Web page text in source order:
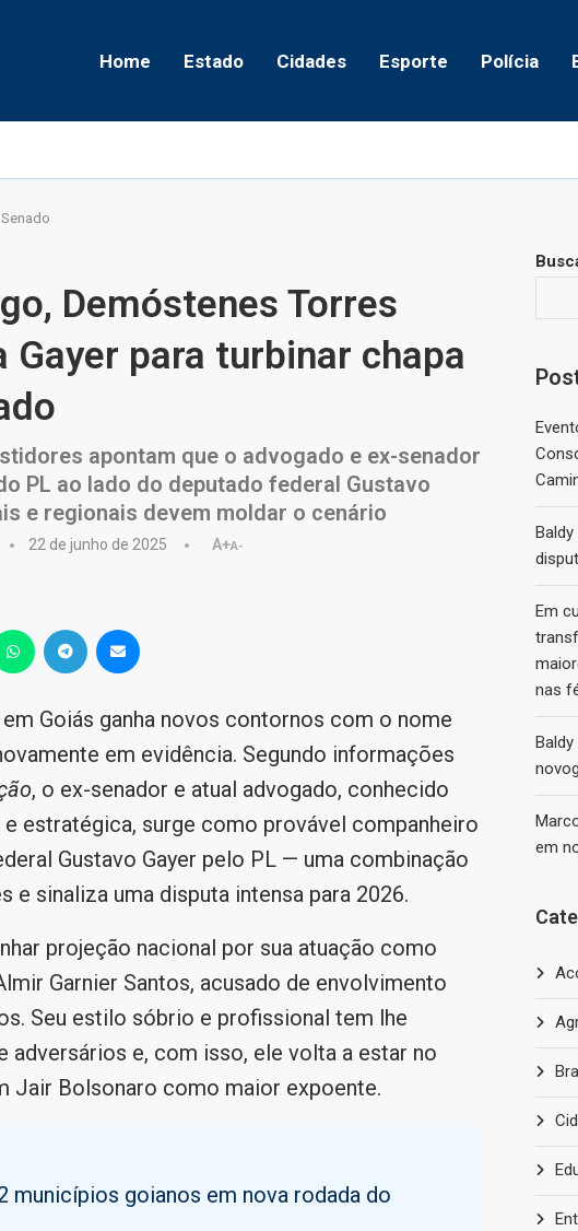
Home Estado Cidades Esporte Polícia
e Aponta Caminhos...
Demóstenes Torres
Gayer para turbinar chapa
apontam que o advogado e ex-senador
PL ao lado do deputado federal Gustavo
e regionais devem moldar o cenário
22 de junho de 2025 A+A-
Goiás ganha novos contornos com o nome
em evidência. Segundo informações
, o ex-senador e atual advogado, conhecido
estratégica, surge como provável companheiro
Gustavo Gayer pelo PL — uma combinação
e sinaliza uma disputa intensa para 2026.
projeção nacional por sua atuação como
Garnier Santos, acusado de envolvimento
Seu estilo sóbrio e profissional tem lhe
adversários e, com isso, ele volta a estar no
Jair Bolsonaro como maior expoente.
municípios goianos em nova rodada do
Em
nas
em